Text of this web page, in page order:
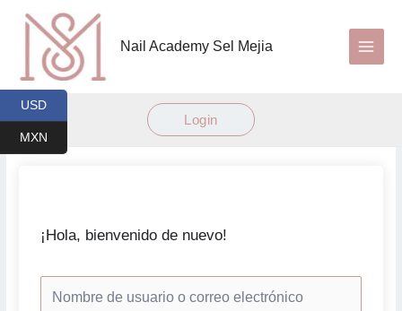
contenido
Nail Academy Sel Mejia
Login
¡Hola, bienvenido de nuevo!
USD
MXN